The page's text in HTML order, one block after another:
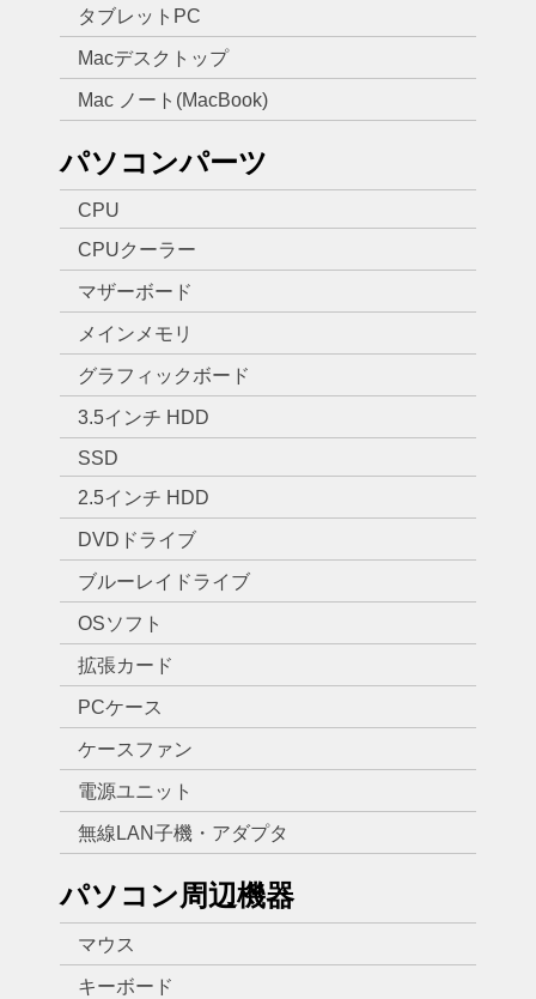
タブレットPC
Macデスクトップ
Mac ノート(MacBook)
パソコンパーツ
CPU
CPUクーラー
マザーボード
メインメモリ
グラフィックボード
3.5インチ HDD
SSD
2.5インチ HDD
DVDドライブ
ブルーレイドライブ
OSソフト
拡張カード
PCケース
ケースファン
電源ユニット
無線LAN子機・アダプタ
パソコン周辺機器
マウス
キーボード